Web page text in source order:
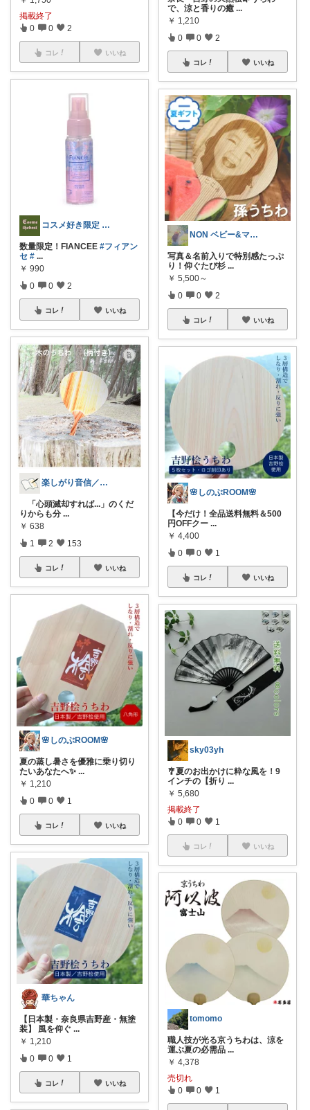
掲載終了
0 0 2
コレ いいね
コスメ好き限定 トップ表示 Google
数量限定！FIANCEE #フィアン
セ # ...
￥ 990
0 0 2
コレ いいね
楽しがり音信／異世界感覚の日本生活
「心頭滅却すれば...」のくだ
りからも分 ...
￥ 638
1 2 153
コレ いいね
🌸しのぶROOM🌸
夏の蒸し暑さを優雅に乗り切り
たいあなたへ✨ ...
￥ 1,210
0 0 1
コレ いいね
華ちゃん
【日本製・奈良県吉野産・無塗
装】 風を仰ぐ ...
￥ 1,210
0 0 1
コレ いいね
で、涼と香りの癒 ...
￥ 1,210
0 0 2
コレ いいね
NON ベビー&マタニティ
写真＆名前入りで特別感たっぷ
り！仰ぐたび杉 ...
￥ 5,500～
0 0 2
コレ いいね
🌸しのぶROOM🌸
【今だけ！全品送料無料＆500
円OFFクー ...
￥ 4,400
0 0 1
コレ いいね
sky03yh
🎐夏のお出かけに粋な風を！9
インチの【折り ...
￥ 5,680
掲載終了
0 0 1
コレ いいね
tomomo
職人技が光る京うちわは、涼を
運ぶ夏の必需品 ...
￥ 4,378
売切れ
0 0 1